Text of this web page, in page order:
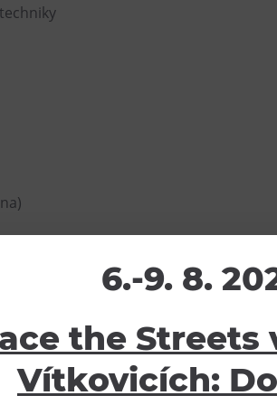
nelze zajistit oběd bez lepku,
6.-9. 8.
the Streets
Vítkovicích: